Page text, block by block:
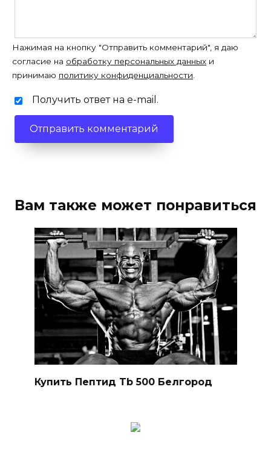
Нажимая на кнопку "Отправить комментарий", я даю
согласие на обработку персональных данных и
принимаю политику конфиденциальности.
Получить ответ на e-mail.
Вам также может понравиться
Купить Пептид Tb 500 Белгород